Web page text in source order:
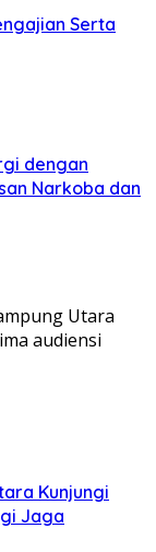
Serta
dengan
Narkoba dan
Utara
audiensi
Kunjungi
Jaga